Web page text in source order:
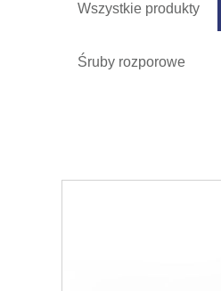
Wszystkie produkty
Śruby rozporowe